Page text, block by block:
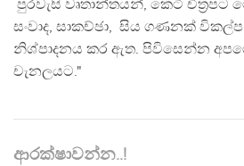
පුරවැසි වෘතාන්තයන්, කෙටි චිත්‍රපට
සංවාද, සාකච්ඡා, සිය ගණනක්
නිශ්පාදනය කර ඇත. පිවිසෙන්න
චැනලයට."
ආරක්ෂාවන්න..!